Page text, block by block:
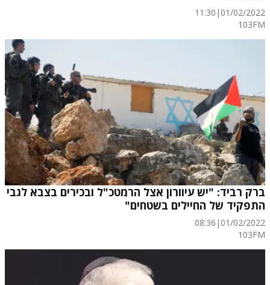
01/02/2022
|
11:30
103FM
ברק רביד: "יש עיוורון אצל הרמטכ"ל ובכירים בצבא לגבי
התפקיד של החיילים בשטחים"
01/02/2022
|
08:36
103FM